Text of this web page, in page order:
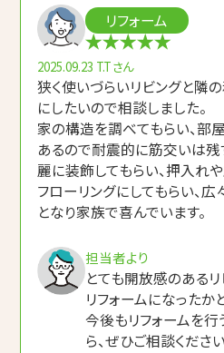
プライバシーポリシー
リフォーム
2025.09.23 T.Tさん
狭く使いづらいリビングと隣
にしたいので相談しました。
家の構造を調べてもらい、部
あるので耐震的に筋交いは残
麗に装飾してもらい、押入れ
フローリングにしてもらい、
となり家族で喜んでいます。
担当者より
とても開放感のあるリ
リフォームになったか
今後もリフォームを
ら、ぜひご相談ください